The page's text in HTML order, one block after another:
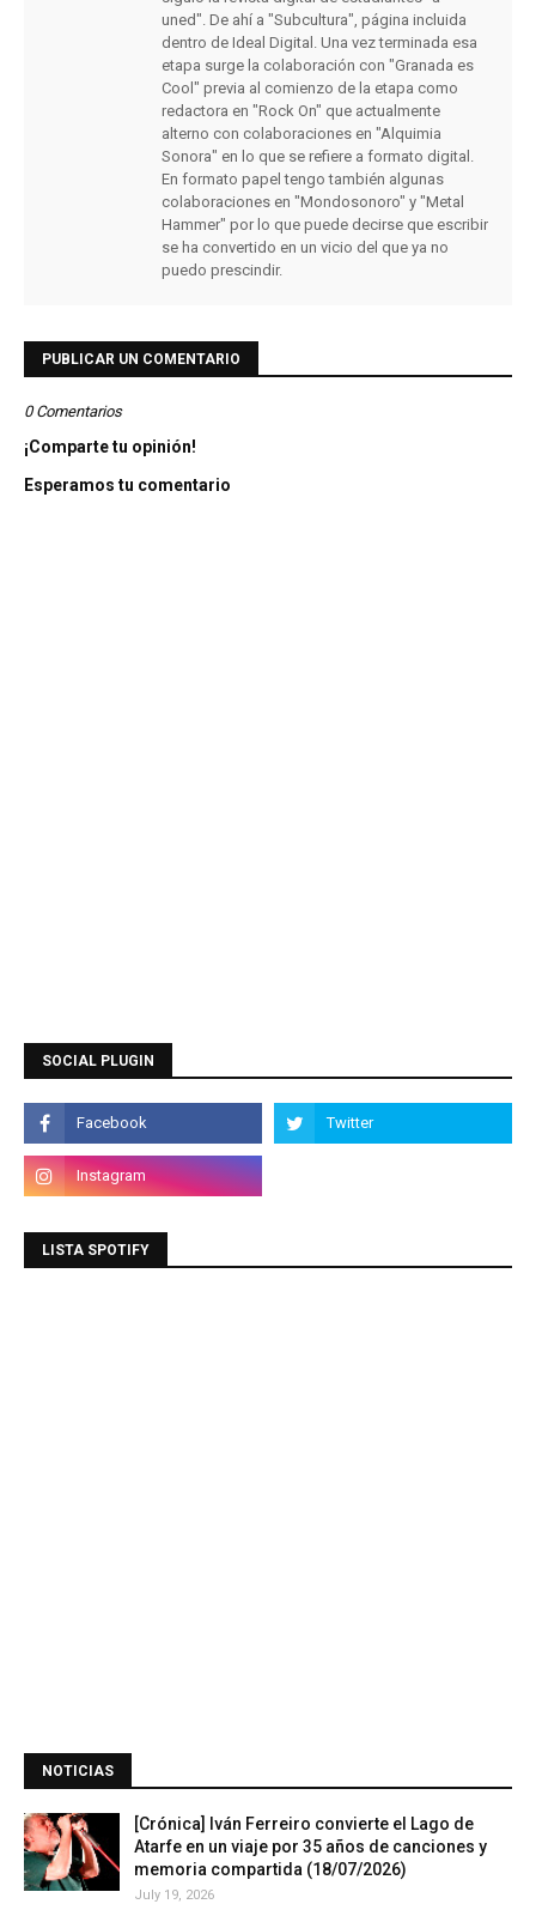
uned". De ahí a "Subcultura", página incluida
dentro de Ideal Digital. Una vez terminada esa
etapa surge la colaboración con "Granada es
Cool" previa al comienzo de la etapa como
redactora en "Rock On" que actualmente
alterno con colaboraciones en "Alquimia
Sonora" en lo que se refiere a formato digital.
En formato papel tengo también algunas
colaboraciones en "Mondosonoro" y "Metal
Hammer" por lo que puede decirse que escribir
se ha convertido en un vicio del que ya no
puedo prescindir.
PUBLICAR UN COMENTARIO
0 Comentarios
¡Comparte tu opinión!
Esperamos tu comentario
SOCIAL PLUGIN
LISTA SPOTIFY
NOTICIAS
[Crónica] Iván Ferreiro convierte el Lago de
Atarfe en un viaje por 35 años de canciones y
memoria compartida (18/07/2026)
July 19, 2026